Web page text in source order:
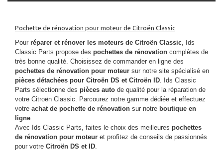
Pochette de rénovation pour moteur de Citroën Classic
Pour réparer et rénover les moteurs de Citroën Classic, Ids
Classic Parts propose des pochettes de rénovation complètes de
très bonne qualité. Choisissez de commander en ligne des
pochettes de rénovation pour moteur sur notre site spécialisé en
pièces détachées pour Citroën DS et Citroën ID. Ids Classic
Parts sélectionne des pièces auto de qualité pour la réparation de
votre Citroën Classic. Parcourez notre gamme dédiée et effectuez
votre achat de pochette de rénovation sur notre boutique en
ligne.
Avec Ids Classic Parts, faites le choix des meilleures pochettes
de rénovation pour moteur et profitez de conseils de passionnés
pour votre Citroën DS et ID.